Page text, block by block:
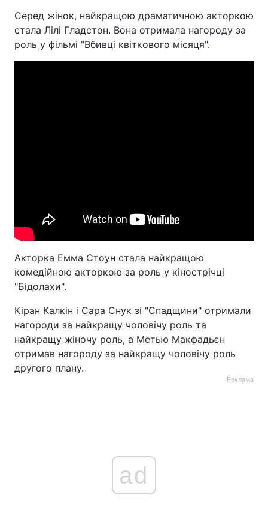
Серед жінок, найкращою драматичною акторкою
стала Лілі Гладстон. Вона отримала нагороду за
роль у фільмі "Вбивці квіткового місяця".
Акторка Емма Стоун стала найкращою
комедійною акторкою за роль у кінострічці
"Бідолахи".
Кіран Калкін і Сара Снук зі "Спадщини" отримали
нагороди за найкращу чоловічу роль та
найкращу жіночу роль, а Метью Макфадьєн
отримав нагороду за найкращу чоловічу роль
другого плану.
Реклама
ad